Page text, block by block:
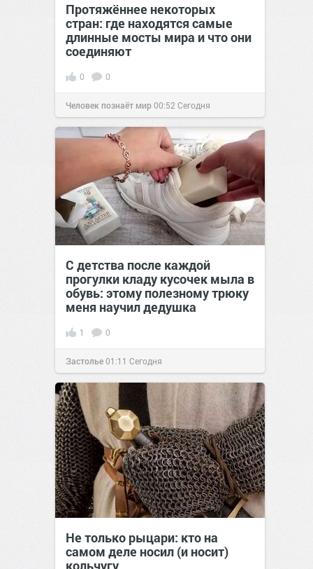
Протяжённее некоторых
стран: где находятся самые
длинные мосты мира и что они
соединяют
0 0
Человек познаёт мир00:52 Сегодня
С детства после каждой
прогулки кладу кусочек мыла в
обувь: этому полезному трюку
меня научил дедушка
1 0
Застолье01:11 Сегодня
Не только рыцари: кто на
самом деле носил (и носит)
кольчугу